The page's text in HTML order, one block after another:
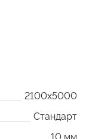
2100x5000
Стандарт
10 мм